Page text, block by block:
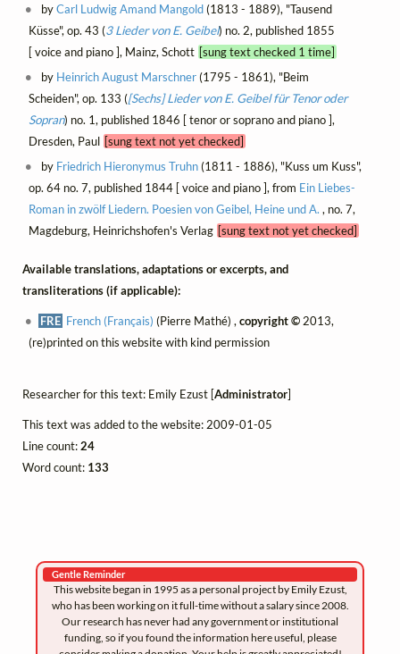
byCarl Ludwig Amand Mangold(1813 - 1889), "Tausend
Küsse", op. 43 (3 Lieder von E. Geibel) no. 2, published 1855
[ voice and piano ], Mainz, Schott [sung text checked 1 time]
by Heinrich August Marschner(1795 - 1861), "Beim
Scheiden", op. 133 ([Sechs] Lieder von E. Geibel für Tenor oder
Sopran) no. 1, published 1846 [ tenor or soprano and piano ],
Dresden, Paul [sung text not yet checked]
by Friedrich Hieronymus Truhn(1811 - 1886), "Kuss um Kuss",
op. 64 no. 7, published 1844 [ voice and piano ], from Ein Liebes-
Roman in zwölf Liedern. Poesien von Geibel, Heine und A. , no. 7,
Magdeburg, Heinrichshofen's Verlag [sung text not yet checked]
Available translations, adaptations or excerpts, and
transliterations (if applicable):
FRE French (Français) (Pierre Mathé) ,copyright © 2013,
(re)printed on this website with kind permission
Researcher for this text: Emily Ezust [Administrator]
This text was added to the website: 2009-01-05
Line count:24
Word count: 133
Gentle Reminder
This website began in 1995 as a personal project by Emily Ezust,
who has been working on it full-time without a salary since 2008.
Our research has never had any government or institutional
funding, so if you found the information here useful, please